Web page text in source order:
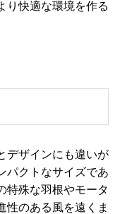
り快適な環境を作る
デザインにも違いが
パクトなサイズであ
特殊な羽根やモータ
性のある風を遠くま